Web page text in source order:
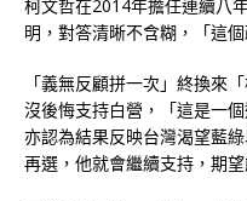
柯文哲在2014年擔任連續八
明，對答清晰不含糊，「這
「義無反顧拼一次」終換來
沒後悔支持白營，「這是一
亦認為結果反映台灣渴望藍
再選，他就會繼續支持，期望